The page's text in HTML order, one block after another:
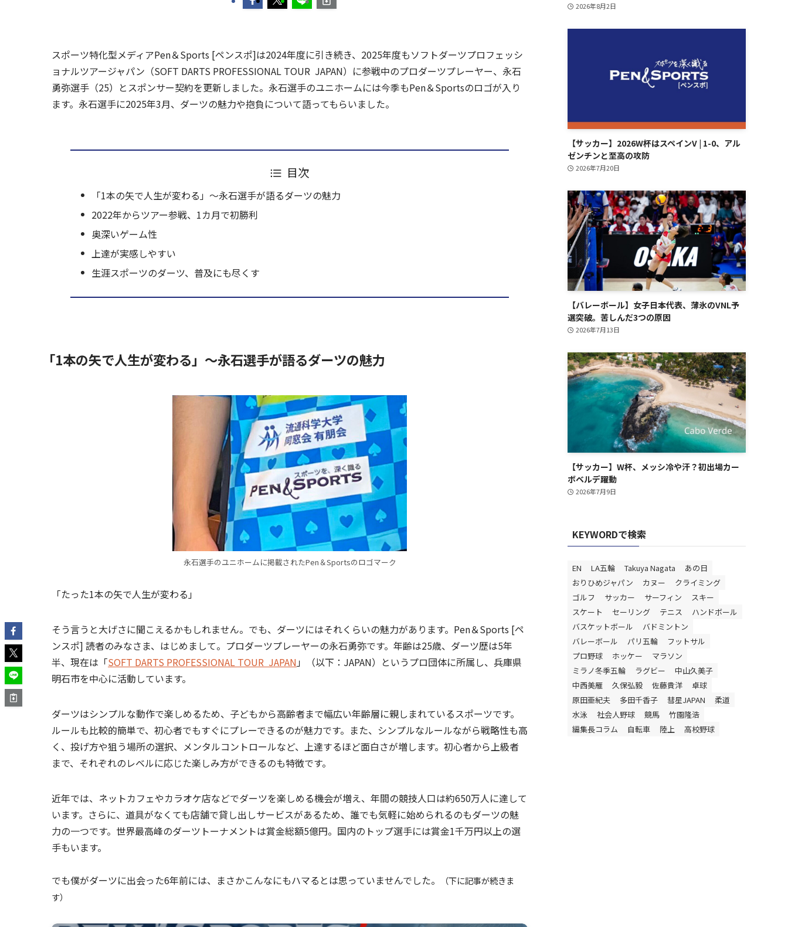
スポーツ特化型メディアPen＆Sports [ペンスポ]は2024年度に引き続き、2025年度もソフトダーツプロフェッシ
ョナルツアージャパン（SOFT DARTS PROFESSIONAL TOUR JAPAN）に参戦中のプロダーツプレーヤー、永石
勇弥選手（25）とスポンサー契約を更新しました。永石選手のユニホームには今季もPen＆Sportsのロゴが入り
ます。永石選手に2025年3月、ダーツの魅力や抱負について語ってもらいました。
目次
「1本の矢で人生が変わる」～永石選手が語るダーツの魅力
2022年からツアー参戦、1カ月で初勝利
奥深いゲーム性
上達が実感しやすい
生涯スポーツのダーツ、普及にも尽くす
「1本の矢で人生が変わる」～永石選手が語るダーツの魅力
永石選手のユニホームに掲載されたPen＆Sportsのロゴマーク
「たった1本の矢で人生が変わる」
そう言うと大げさに聞こえるかもしれません。でも、ダーツにはそれくらいの魅力があります。Pen＆Sports [ペ
ンスポ] 読者のみなさま、はじめまして。プロダーツプレーヤーの永石勇弥です。年齢は25歳、ダーツ歴は5年
半、現在は「SOFT DARTS PROFESSIONAL TOUR JAPAN」（以下：JAPAN）というプロ団体に所属し、兵庫県
明石市を中心に活動しています。
ダーツはシンプルな動作で楽しめるため、子どもから高齢者まで幅広い年齢層に親しまれているスポーツです。
ルールも比較的簡単で、初心者でもすぐにプレーできるのが魅力です。また、シンプルなルールながら戦略性も高
く、投げ方や狙う場所の選択、メンタルコントロールなど、上達するほど面白さが増します。初心者から上級者
まで、それぞれのレベルに応じた楽しみ方ができるのも特徴です。
近年では、ネットカフェやカラオケ店などでダーツを楽しめる機会が増え、年間の競技人口は約650万人に達して
います。さらに、道具がなくても店舗で貸し出しサービスがあるため、誰でも気軽に始められるのもダーツの魅
力の一つです。世界最高峰のダーツトーナメントは賞金総額5億円。国内のトップ選手には賞金1千万円以上の選
手もいます。
でも僕がダーツに出会った6年前には、まさかこんなにもハマるとは思っていませんでした。
（下に記事が続きま
す）
2026年8月2日
【サッカー】2026W杯はスペインV | 1-0、アル
ゼンチンと至高の攻防
2026年7月20日
【バレーボール】女子日本代表、薄氷のVNL予
選突破。苦しんだ3つの原因
2026年7月13日
【サッカー】W杯、メッシ冷や汗？初出場カー
ボベルデ躍動
2026年7月9日
KEYWORDで検索
EN LA五輪 Takuya Nagata
あの日
おりひめジャパン
カヌー
クライミング
ゴルフ
サッカー サーフィン
スキー
スケート
セーリング テニス
ハンドボール
バスケットボール
バドミントン
バレーボール
パリ五輪
フットサル
プロ野球
ホッケー
マラソン
ミラノ冬季五輪
ラグビー
中山久美子
中西美雁
久保弘毅 佐藤貴洋
卓球
原田亜紀夫
多田千香子 彗星JAPAN
柔道
水泳
社会人野球 競馬
竹園隆浩
編集長コラム
自転車 陸上 高校野球